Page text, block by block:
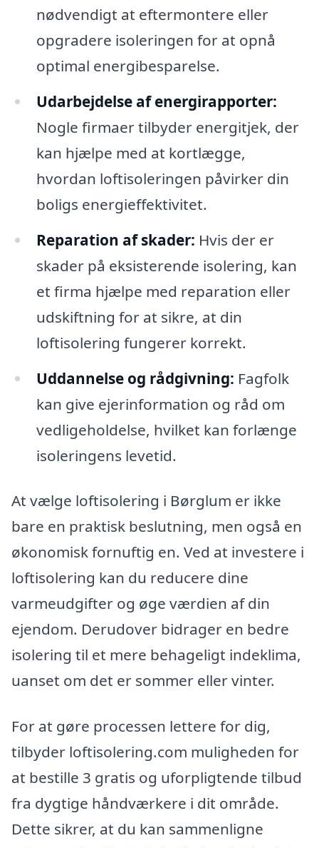
nødvendigt at eftermontere eller
opgradere isoleringen for at opnå
optimal energibesparelse.
Udarbejdelse af energirapporter:
Nogle firmaer tilbyder energitjek, der
kan hjælpe med at kortlægge,
hvordan loftisoleringen påvirker din
boligs energieffektivitet.
Reparation af skader: Hvis der er
skader på eksisterende isolering, kan
et firma hjælpe med reparation eller
udskiftning for at sikre, at din
loftisolering fungerer korrekt.
Uddannelse og rådgivning: Fagfolk
kan give ejerinformation og råd om
vedligeholdelse, hvilket kan forlænge
isoleringens levetid.
At vælge loftisolering i Børglum er ikke
bare en praktisk beslutning, men også en
økonomisk fornuftig en. Ved at investere i
loftisolering kan du reducere dine
varmeudgifter og øge værdien af din
ejendom. Derudover bidrager en bedre
isolering til et mere behageligt indeklima,
uanset om det er sommer eller vinter.
For at gøre processen lettere for dig,
tilbyder loftisolering.com muligheden for
at bestille 3 gratis og uforpligtende tilbud
fra dygtige håndværkere i dit område.
Dette sikrer, at du kan sammenligne